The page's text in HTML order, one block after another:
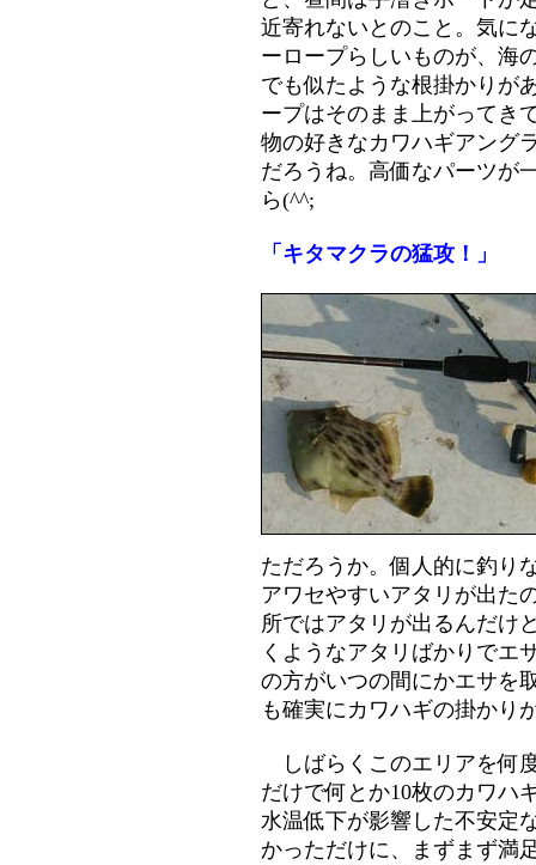
近寄れないとのこと。気に
ーロープらしいものが、海
でも似たような根掛かりが
ープはそのまま上がってき
物の好きなカワハギアング
だろうね。高価なパーツが
ら(^^;
「キタマクラの猛攻！」
ただろうか。個人的に釣り
アワセやすいアタリが出た
所ではアタリが出るんだけ
くようなアタリばかりでエ
の方がいつの間にかエサを
も確実にカワハギの掛かり
しばらくこのエリアを何
だけで何とか10枚のカワハ
水温低下が影響した不安定
かっただけに、まずまず満